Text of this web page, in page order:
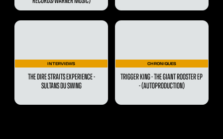
INTERVIEWS
THE DIRE STRAITS EXPERIENCE -
SULTANS DU SWING
CHRONIQUES
TRIGGER KING - THE GIANT ROOSTER EP
- (AUTOPRODUCTION)